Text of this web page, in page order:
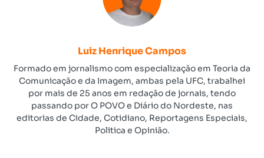
Luiz Henrique Campos
Formado em jornalismo com especialização em Teoria da
Comunicação e da Imagem, ambas pela UFC, trabalhei
por mais de 25 anos em redação de jornais, tendo
passando por O POVO e Diário do Nordeste, nas
editorias de Cidade, Cotidiano, Reportagens Especiais,
Politica e Opinião.